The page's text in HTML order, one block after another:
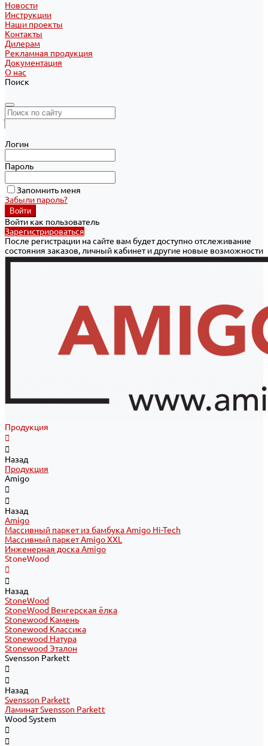
Новости
Инструкции
Наши проекты
Контакты
Дилерам
Рекламная продукция
Документация
О нас
Поиск
Логин
Пароль
Запомнить меня
Забыли пароль?
Войти как пользователь
Зарегистрироваться
После регистрации на сайте вам будет доступно отслеживание
состояния заказов, личный кабинет и другие новые возможности
Продукция
Назад
Продукция
Amigo
Назад
Amigo
Массивный паркет из бамбука Amigo Hi-Tech
Массивный паркет Amigo XXL
Инженерная доска Amigo
StoneWood
Назад
StoneWood
StoneWood Венгерская ёлка
Stonewood Камень
Stonewood Классика
Stonewood Натура
Stonewood Эталон
Svensson Parkett
Назад
Svensson Parkett
Ламинат Svensson Parkett
Wood System